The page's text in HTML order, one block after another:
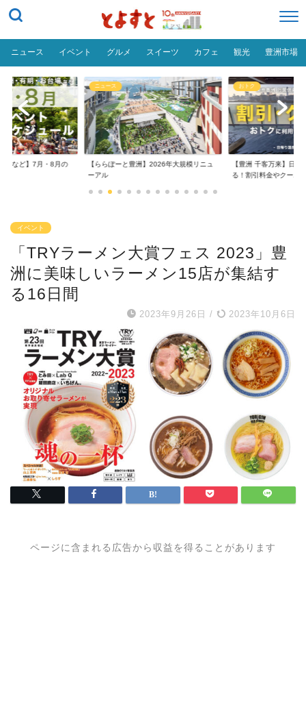
ニュース イベント グルメ スイーツ カフェ 観光 豊洲市場
場など】7月・8月の
ニュース
【ららぽーと豊洲】2026年大規模リニュ
ーアル
おトク
【豊洲 千客万来】日帰
る！割引料金やクーポ...
イベント
「TRYラーメン大賞フェス 2023」豊
洲に美味しいラーメン15店が集結す
る16日間
2023年9月26日 / 2023年10月6日
ページに含まれる広告から収益を得ることがあります